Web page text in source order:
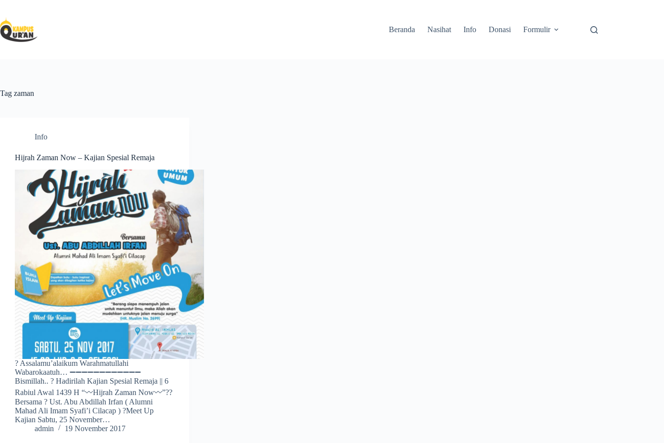
Beranda Nasihat Info Donasi Formulir
Tag zaman
Info
Hijrah Zaman Now – Kajian Spesial Remaja
? Assalamu’alaikum Warahmatullahi
Wabarokaatuh… ➖➖➖➖➖➖➖➖➖➖➖➖
Bismillah.. ? Hadirilah Kajian Spesial Remaja || 6
Rabiul Awal 1439 H “〰Hijrah Zaman Now〰”??
Bersama ? Ust. Abu Abdillah Irfan ( Alumni
Mahad Ali Imam Syafi’i Cilacap ) ?Meet Up
Kajian Sabtu, 25 November…
admin
19 November 2017